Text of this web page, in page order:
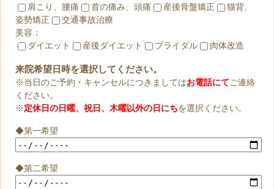
肩こり、腰痛
首の痛み、頭痛 産後骨盤矯正
猫背、
姿勢矯正
交通事故治療
美容：
ダイエット
産後ダイエット ブライダル 肉体改造
来院希望日時を選択してください。
※当日のご予約・キャンセルにつきましてはお電話にてご連絡
ください。
※定休日の日曜、祝日、木曜以外の日にちを選択ください。
◆第一希望
◆第二希望